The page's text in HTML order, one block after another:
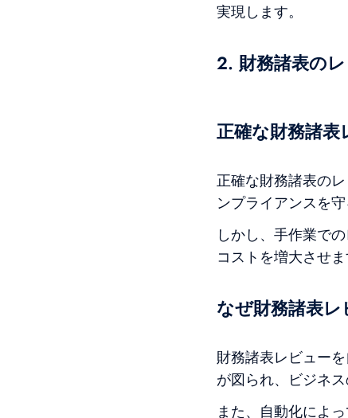
実現します。
2. 財務諸表の
正確な財務諸
正確な財務諸表の
ンプライアンスを守
しかし、手作業で
コストを増大させま
なぜ財務諸表レ
財務諸表レビュー
が図られ、ビジネ
また、自動化によ